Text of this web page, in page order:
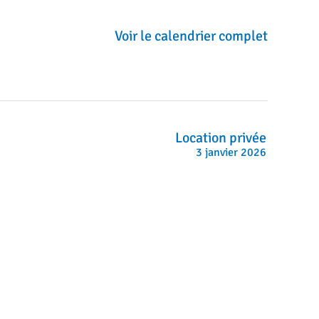
Voir le calendrier complet
Location privée
3 janvier 2026